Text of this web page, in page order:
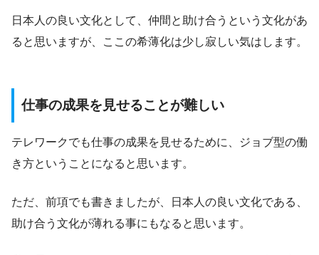
日本人の良い文化として、仲間と助け合うという文化があ
ると思いますが、ここの希薄化は少し寂しい気はします。
仕事の成果を見せることが難しい
テレワークでも仕事の成果を見せるために、ジョブ型の働
き方ということになると思います。
ただ、前項でも書きましたが、日本人の良い文化である、
助け合う文化が薄れる事にもなると思います。